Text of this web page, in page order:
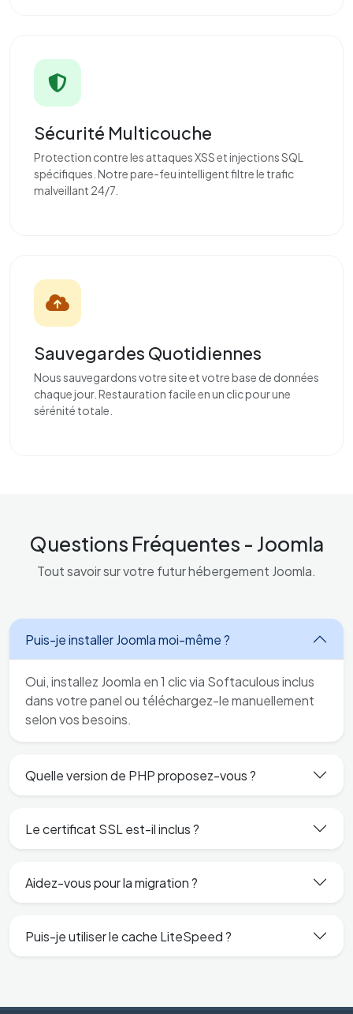
Sécurité Multicouche
Protection contre les attaques XSS et injections SQL
spécifiques. Notre pare-feu intelligent filtre le trafic
malveillant 24/7.
Sauvegardes Quotidiennes
Nous sauvegardons votre site et votre base de données
chaque jour. Restauration facile en un clic pour une
sérénité totale.
Questions Fréquentes - Joomla
Tout savoir sur votre futur hébergement Joomla.
Puis-je installer Joomla moi-même ?
Oui, installez Joomla en 1 clic via Softaculous inclus
dans votre panel ou téléchargez-le manuellement
selon vos besoins.
Quelle version de PHP proposez-vous ?
Le certificat SSL est-il inclus ?
Aidez-vous pour la migration ?
Puis-je utiliser le cache LiteSpeed ?